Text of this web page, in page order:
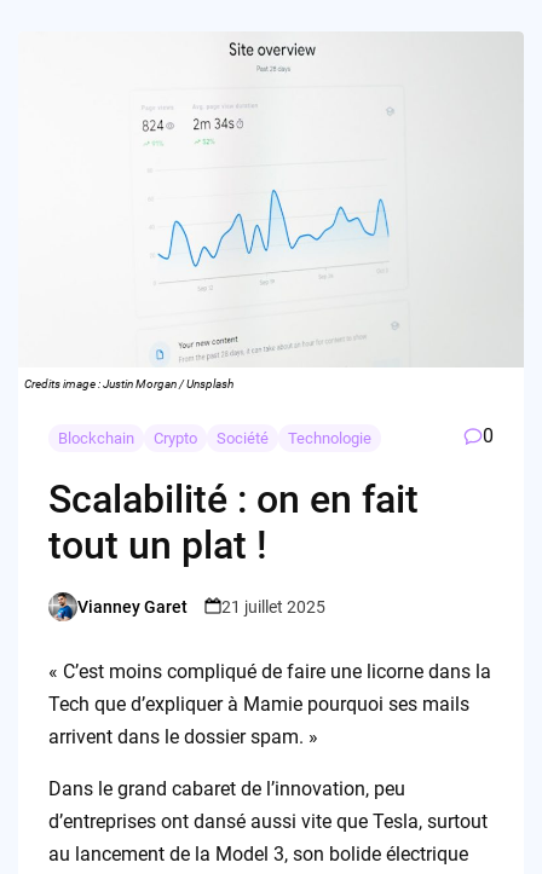
Credits image : Justin Morgan / Unsplash
Blockchain Crypto Société Technologie 0
Scalabilité : on en fait
tout un plat !
Posted
Vianney Garet 21 juillet 2025
« C’est moins compliqué de faire une licorne dans la
Tech que d’expliquer à Mamie pourquoi ses mails
arrivent dans le dossier spam. »
Dans le grand cabaret de l’innovation, peu
d’entreprises ont dansé aussi vite que Tesla, surtout
au lancement de la Model 3, son bolide électrique